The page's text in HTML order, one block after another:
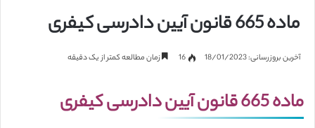
ماده 665 قانون آیین دادرسی کیفری
آخرین بروزرسانی: 18/01/2023 16 زمان مطالعه کمتر از یک دقیقه
ماده 665 قانون آیین دادرسی کیفری